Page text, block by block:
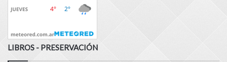
LIBROS - PRESERVACIÓN